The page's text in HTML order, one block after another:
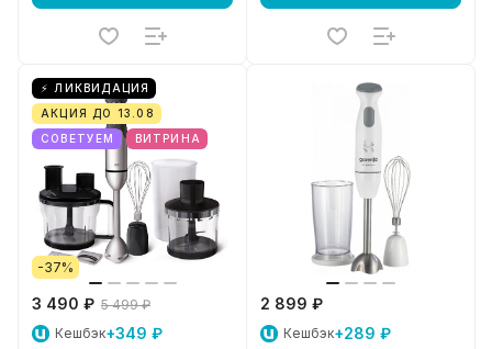
⚡ ЛИКВИДАЦИЯ
АКЦИЯ ДО 13.08
СОВЕТУЕМ
ВИТРИНА
-37%
3 490 ₽ 5 499 ₽
Кешбэк+349 ₽
2 899 ₽
Кешбэк+289 ₽